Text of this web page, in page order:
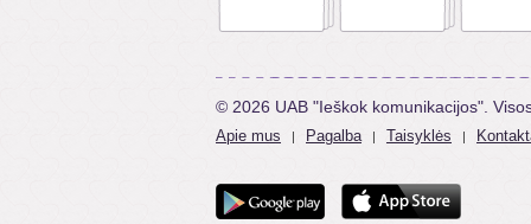
© 2026 UAB "Ieškok komunikacijos".
Apie mus | Pagalba | Taisyklės |